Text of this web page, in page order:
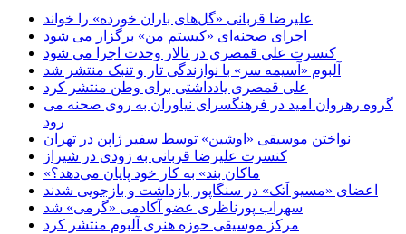
علیرضا قربانی «گل‌های باران خورده» را خواند
اجرای صحنه‌ای «کیستم من» برگزار می شود
کنسرت علی قمصری در تالار وحدت اجرا می شود
آلبوم «آسیمه سر» با نوازندگی تار و تنبک منتشر شد
علی قمصری یادداشتی برای وطن منتشر کرد
گروه رهروان امید در فرهنگسرای نیاوران به روی صحنه می
رود
نواختن موسیقی «اوشین» توسط سفیر ژاپن در تهران
کنسرت علیرضا قربانی به زودی در شیراز
«ماکان بند» به کار خود پایان می‌دهد؟
اعضای «مسیو اَتک» در سنگاپور بازداشت و بازجویی شدند
سهراب پورناظری عضو آکادمی «گرمی» شد
مرکز موسیقی حوزه هنری آلبوم منتشر کرد